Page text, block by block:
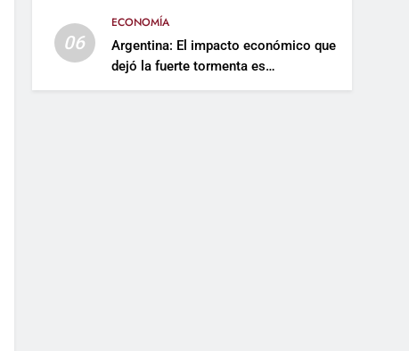
06
ECONOMÍA
Argentina: El impacto económico que
dejó la fuerte tormenta es
incalculable